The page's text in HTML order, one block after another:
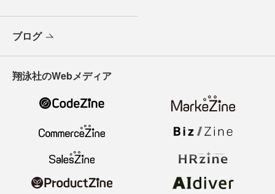
ブログ
翔泳社のWebメディア